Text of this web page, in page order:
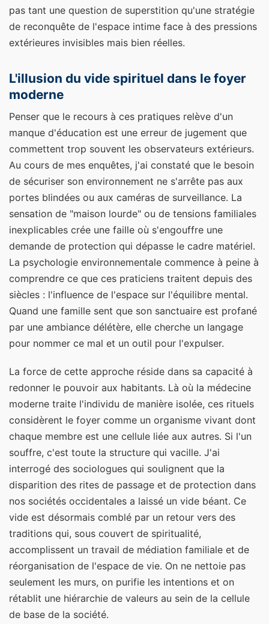
pas tant une question de superstition qu'une stratégie
de reconquête de l'espace intime face à des pressions
extérieures invisibles mais bien réelles.
L'illusion du vide spirituel dans le foyer
moderne
Penser que le recours à ces pratiques relève d'un
manque d'éducation est une erreur de jugement que
commettent trop souvent les observateurs extérieurs.
Au cours de mes enquêtes, j'ai constaté que le besoin
de sécuriser son environnement ne s'arrête pas aux
portes blindées ou aux caméras de surveillance. La
sensation de "maison lourde" ou de tensions familiales
inexplicables crée une faille où s'engouffre une
demande de protection qui dépasse le cadre matériel.
La psychologie environnementale commence à peine à
comprendre ce que ces praticiens traitent depuis des
siècles : l'influence de l'espace sur l'équilibre mental.
Quand une famille sent que son sanctuaire est profané
par une ambiance délétère, elle cherche un langage
pour nommer ce mal et un outil pour l'expulser.
La force de cette approche réside dans sa capacité à
redonner le pouvoir aux habitants. Là où la médecine
moderne traite l'individu de manière isolée, ces rituels
considèrent le foyer comme un organisme vivant dont
chaque membre est une cellule liée aux autres. Si l'un
souffre, c'est toute la structure qui vacille. J'ai
interrogé des sociologues qui soulignent que la
disparition des rites de passage et de protection dans
nos sociétés occidentales a laissé un vide béant. Ce
vide est désormais comblé par un retour vers des
traditions qui, sous couvert de spiritualité,
accomplissent un travail de médiation familiale et de
réorganisation de l'espace de vie. On ne nettoie pas
seulement les murs, on purifie les intentions et on
rétablit une hiérarchie de valeurs au sein de la cellule
de base de la société.